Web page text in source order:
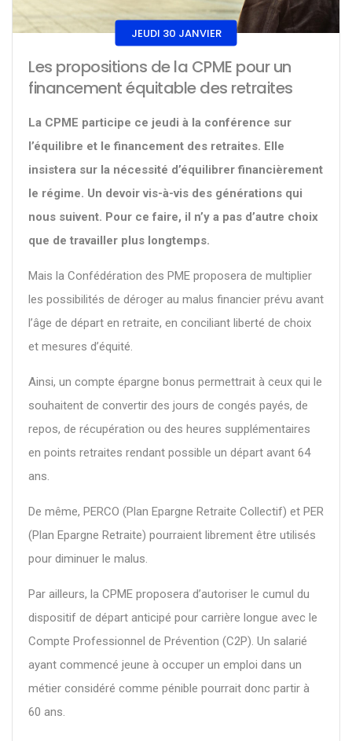
JEUDI 30 JANVIER
Les propositions de la CPME pour un
financement équitable des retraites
La CPME participe ce jeudi à la conférence sur
l’équilibre et le financement des retraites. Elle
insistera sur la nécessité d’équilibrer financièrement
le régime. Un devoir vis-à-vis des générations qui
nous suivent. Pour ce faire, il n’y a pas d’autre choix
que de travailler plus longtemps.
Mais la Confédération des PME proposera de multiplier
les possibilités de déroger au malus financier prévu avant
l’âge de départ en retraite, en conciliant liberté de choix
et mesures d’équité.
Ainsi, un compte épargne bonus permettrait à ceux qui le
souhaitent de convertir des jours de congés payés, de
repos, de récupération ou des heures supplémentaires
en points retraites rendant possible un départ avant 64
ans.
De même, PERCO (Plan Epargne Retraite Collectif) et PER
(Plan Epargne Retraite) pourraient librement être utilisés
pour diminuer le malus.
Par ailleurs, la CPME proposera d’autoriser le cumul du
dispositif de départ anticipé pour carrière longue avec le
Compte Professionnel de Prévention (C2P). Un salarié
ayant commencé jeune à occuper un emploi dans un
métier considéré comme pénible pourrait donc partir à
60 ans.